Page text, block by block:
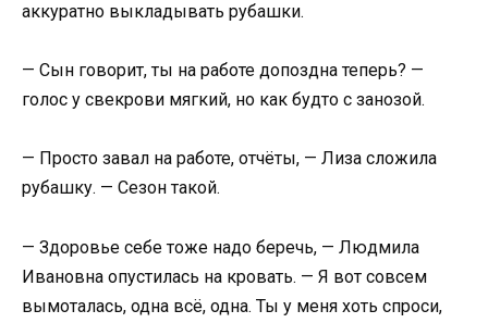
аккуратно выкладывать рубашки.
— Сын говорит, ты на работе допоздна теперь? —
голос у свекрови мягкий, но как будто с занозой.
— Просто завал на работе, отчёты, — Лиза сложила
рубашку. — Сезон такой.
— Здоровье себе тоже надо беречь, — Людмила
Ивановна опустилась на кровать. — Я вот совсем
вымоталась, одна всё, одна. Ты у меня хоть спроси,